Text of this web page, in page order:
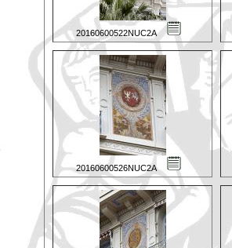
20160600522NUC2A
20160600526NUC2A